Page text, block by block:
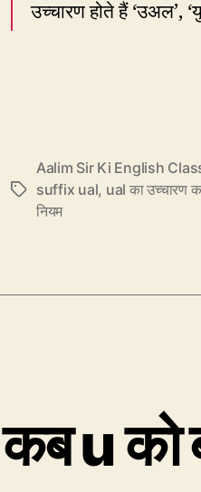
उच्चारण होते हैं ‘उअल’,
Tags
Aalim Sir Ki English
suffix ual, ual का उच्चारण
नियम
u को